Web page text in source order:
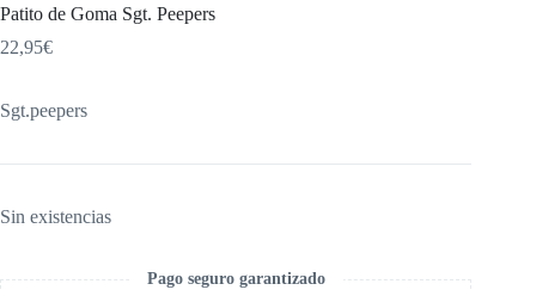
Patito de Goma Sgt. Peepers
22,95€
Sgt.peepers
Sin existencias
Pago seguro garantizado